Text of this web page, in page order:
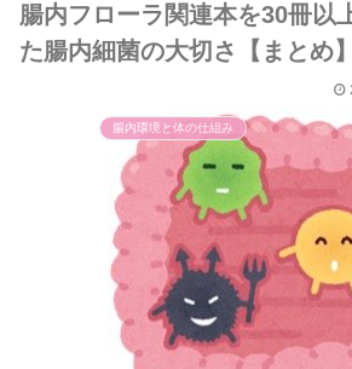
腸内フローラ関連本を30冊以
た腸内細菌の大切さ【まとめ】
腸内環境と体の仕組み